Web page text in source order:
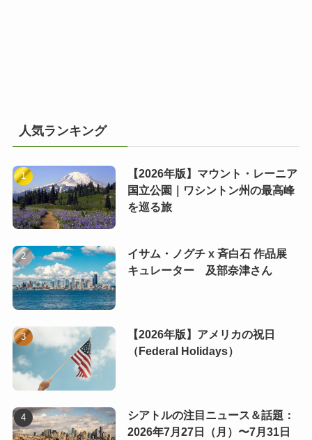
人気ランキング
【2026年版】マウント・レーニア
国立公園｜ワシントン州の最高峰
を巡る旅
イサム・ノグチ x 斉白石 作品展
キュレーター 及部奈津さん
【2026年版】アメリカの祝日
（Federal Holidays）
シアトルの注目ニュース＆話題：
2026年7月27日（月）〜7月31日